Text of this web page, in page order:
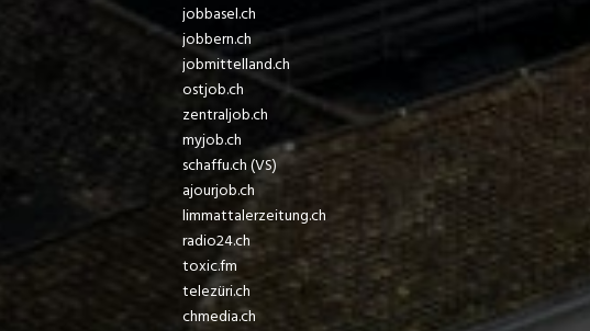
jobbasel.ch
jobbern.ch
jobmittelland.ch
ostjob.ch
zentraljob.ch
myjob.ch
schaffu.ch (VS)
ajourjob.ch
limmattalerzeitung.ch
radio24.ch
toxic.fm
telezüri.ch
chmedia.ch